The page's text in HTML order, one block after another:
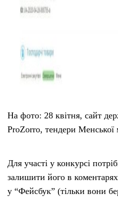
На фото: 28 квітня, сайт
ProZorro, тендери Менської
Для участі у конкурсі
залишити його в
у “Фейсбук” (тільки вони